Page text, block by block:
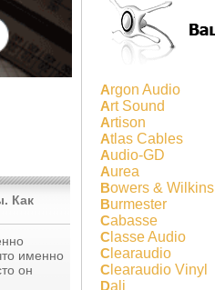
Как
именно
он
Argon Audio
Art Sound
Artison
Atlas Cables
Audio-GD
Aurea
Bowers & Wilkins
Burmester
Cabasse
Classe Audio
Clearaudio
Clearaudio Vinyl
Dali